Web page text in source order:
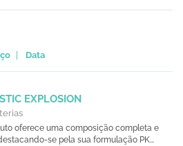
Data
EXPLOSION
oferece uma composição completa e
se pela sua formulação PK...